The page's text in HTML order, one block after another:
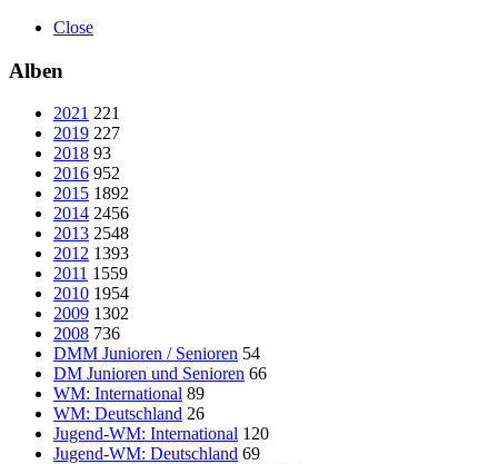
Close
Alben
2021 221
2019 227
2018 93
2016 952
2015 1892
2014 2456
2013 2548
2012 1393
2011 1559
2010 1954
2009 1302
2008 736
DMM Junioren / Senioren 54
DM Junioren und Senioren 66
WM: International 89
WM: Deutschland 26
Jugend-WM: International 120
Jugend-WM: Deutschland 69